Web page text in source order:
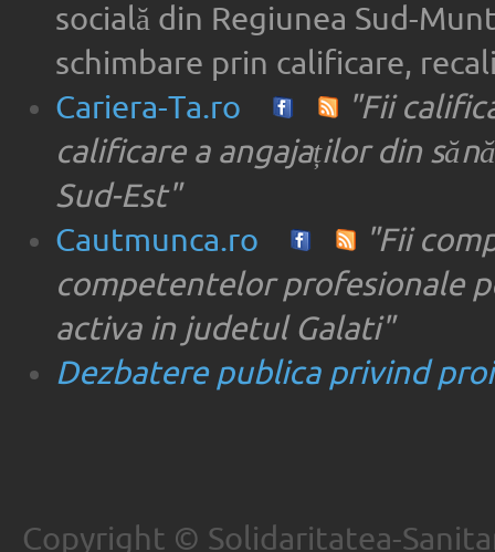
socială din Regiunea Sud-
schimbare prin calificare,
Cariera-Ta.ro
"Fii
calificare a angajaților din
Sud-Est"
Cautmunca.ro
"Fii
competentelor profesionale
activa in judetul Galati"
Dezbatere publica privind
Copyright © Solidaritatea-